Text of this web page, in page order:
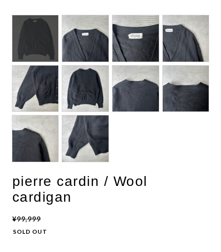
DESIGNERS ARCHIVES
pierre cardin / Wool
cardigan
¥99,999
SOLD OUT